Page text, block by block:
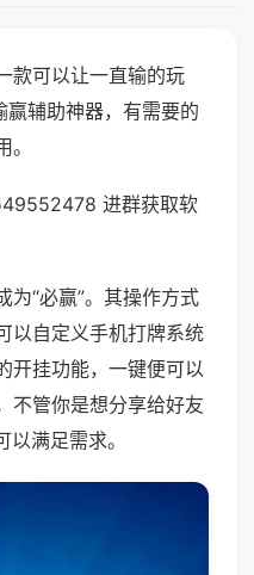
款可以让一直输的玩
赢辅助神器，有需要的
进群获取软
为“必赢”。其操作方式
以自定义手机打牌系统
开挂功能，一键便可以
不管你是想分享给好友
满足需求。